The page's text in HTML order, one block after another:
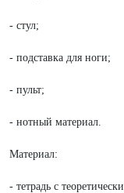
- стул;
- подставка для ноги;
- пульт;
- нотный материал.
Материал:
- тетрадь с